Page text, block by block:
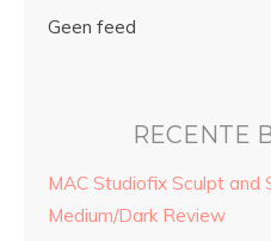
Geen feed
RECENTE
MAC Studiofix Sculpt and
Medium/Dark Review